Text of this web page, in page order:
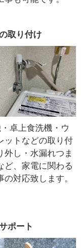
取り付け
卓上食洗機・ウ
ットなどの取り付
外し・水漏れつま
ど、家電に関わる
の対応致します。
ポート